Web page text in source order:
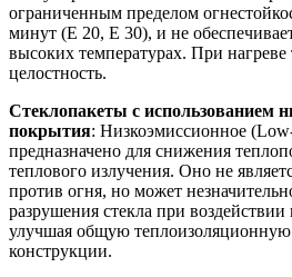
ограниченным пределом
минут (E 20, E 30), и не
высоких температурах. При нагреве
целостность.
Стеклопакеты с использованием
покрытия: Низкоэмиссионное
предназначено для снижения
теплового излучения. Оно не
против огня, но может
разрушения стекла при
улучшая общую теплоизоляционную
конструкции.